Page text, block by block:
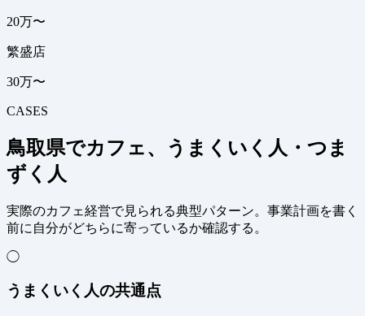
20万〜
繁盛店
30万〜
CASES
鳥取県でカフェ、うまくいく人・つま
ずく人
実際のカフェ経営で見られる典型パターン。事業計画を書く
前に自分がどちらに寄っているか確認する。
◯
うまくいく人の共通点